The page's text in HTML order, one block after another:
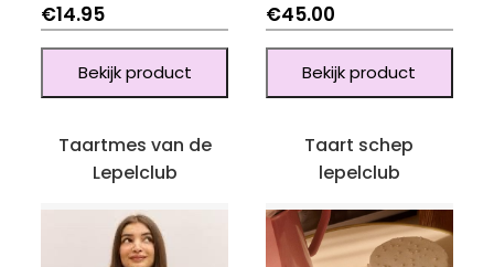
€14.95
Bekijk product
€45.00
Bekijk product
Taartmes van de
Lepelclub
Taart schep
lepelclub